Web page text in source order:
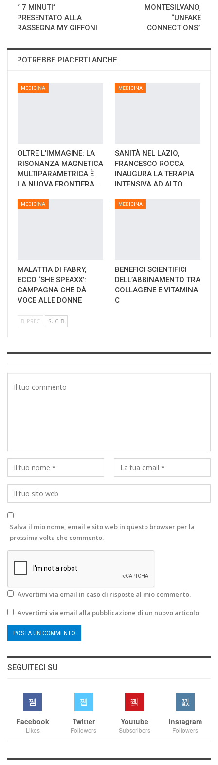
“ 7 MINUTI”
PRESENTATO ALLA
RASSEGNA MY GIFFONI
MONTESILVANO,
“UNFAKE
CONNECTIONS”
POTREBBE PIACERTI ANCHE
MEDICINA
OLTRE L’IMMAGINE: LA
RISONANZA MAGNETICA
MULTIPARAMETRICA È
LA NUOVA FRONTIERA…
MEDICINA
SANITÀ NEL LAZIO,
FRANCESCO ROCCA
INAUGURA LA TERAPIA
INTENSIVA AD ALTO…
MEDICINA
MALATTIA DI FABRY,
ECCO ‘SHE SPEAXX’:
CAMPAGNA CHE DÀ
VOCE ALLE DONNE
MEDICINA
BENEFICI SCIENTIFICI
DELL’ABBINAMENTO TRA
COLLAGENE E VITAMINA
C
PREC SUC
Salva il mio nome, email e sito web in questo browser per la
prossima volta che commento.
Avvertimi via email in caso di risposte al mio commento.
Avvertimi via email alla pubblicazione di un nuovo articolo.
SEGUITECI SU
Facebook
Likes
Twitter
Followers
Youtube
Subscribers
Instagram
Followers